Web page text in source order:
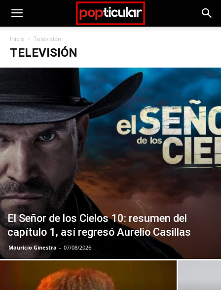
Inicio Televisión
TELEVISIÓN
El Señor de los Cielos 10: resumen del
capítulo 1, así regresó Aurelio Casillas
Mauricio Ginestra - 07/08/2026